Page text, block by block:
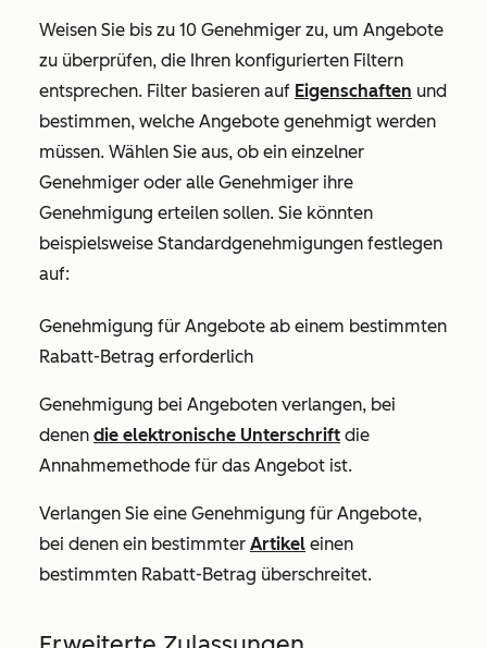
Weisen Sie bis zu 10 Genehmiger zu, um Angebote
zu überprüfen, die Ihren konfigurierten Filtern
entsprechen. Filter basieren auf Eigenschaften und
bestimmen, welche Angebote genehmigt werden
müssen. Wählen Sie aus, ob ein einzelner
Genehmiger oder alle Genehmiger ihre
Genehmigung erteilen sollen. Sie könnten
beispielsweise Standardgenehmigungen festlegen
auf:
Genehmigung für Angebote ab einem bestimmten
Rabatt-Betrag erforderlich
Genehmigung bei Angeboten verlangen, bei
denen die elektronische Unterschrift die
Annahmemethode für das Angebot ist.
Verlangen Sie eine Genehmigung für Angebote,
bei denen ein bestimmter Artikel einen
bestimmten Rabatt-Betrag überschreitet.